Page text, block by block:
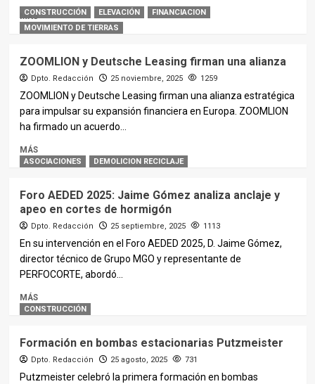
MÁS
CONSTRUCCIÓN ELEVACIÓN
FINANCIACION
MOVIMIENTO DE TIERRAS
ZOOMLION y Deutsche Leasing firman una alianza
Dpto. Redacción 25 noviembre, 2025 1259
ZOOMLION y Deutsche Leasing firman una alianza estratégica
para impulsar su expansión financiera en Europa. ZOOMLION
ha firmado un acuerdo...
MÁS
ASOCIACIONES DEMOLICION RECICLAJE
Foro AEDED 2025: Jaime Gómez analiza anclaje y
apeo en cortes de hormigón
Dpto. Redacción 25 septiembre, 2025 1113
En su intervención en el Foro AEDED 2025, D. Jaime Gómez,
director técnico de Grupo MGO y representante de
PERFOCORTE, abordó...
MÁS
CONSTRUCCIÓN
Formación en bombas estacionarias Putzmeister
Dpto. Redacción 25 agosto, 2025 731
Putzmeister celebró la primera formación en bombas